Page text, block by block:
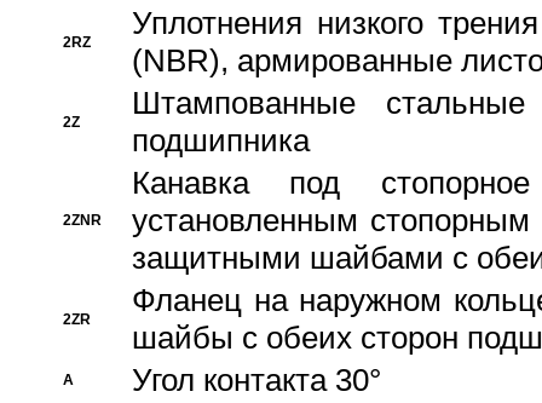
2RZ
Уплотнения низкого
(NBR), армированные
2Z
Штампованные
подшипника
2ZNR
Канавка под
установленным
защитными шайбами с
2ZR
Фланец на наружном
шайбы с обеих сторон
A
Угол контакта 30°